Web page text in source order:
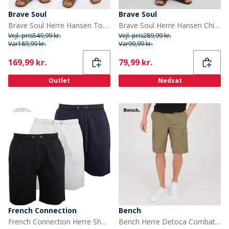
Brave Soul
Brave Soul Herre Hansen To-pak Chino Shorts Sort/Khaki
Vejl. pris549,99 kr.
Var189,99 kr.
Current
169,99 kr.
Outlet
Brave Soul
Brave Soul Herre Hansen Chino Shorts Sten
Vejl. pris289,99 kr.
Var99,99 kr.
Current
79,99 kr.
Nedsat
French Connection
French Connection Herre Shorts af jerseystof Flerfarvet
Bench
Bench Herre Detoca Combat Shorts Lyse Khaki